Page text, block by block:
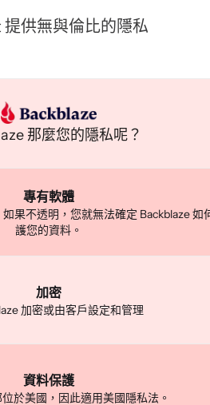
供無與倫比的隱私
那麼您的隱私呢？
專有軟體
果不透明，您就無法確定 Backblaze 如
護您的資料。
加密
加密或由客戶設定和管理
資料保護
於美國，因此適用美國隱私法。